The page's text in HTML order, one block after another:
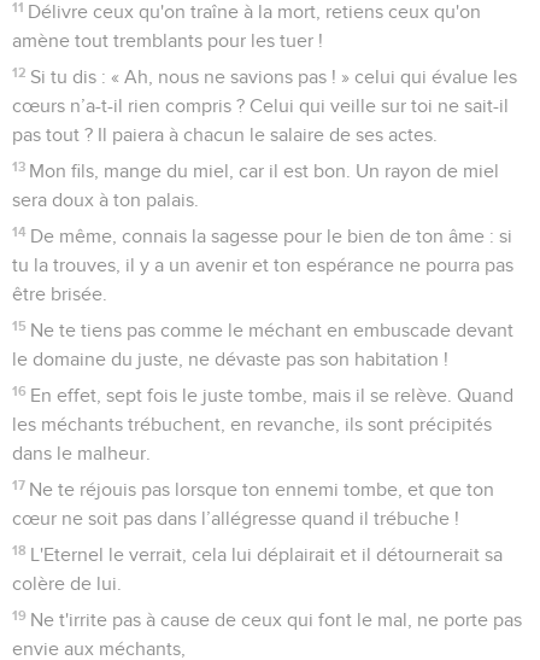
11 Délivre ceux qu'on traîne à la mort, retiens ceux qu'on
amène tout tremblants pour les tuer !
12 Si tu dis : « Ah, nous ne savions pas ! » celui qui évalue les
cœurs n’a-t-il rien compris ? Celui qui veille sur toi ne sait-il
pas tout ? Il paiera à chacun le salaire de ses actes.
13 Mon fils, mange du miel, car il est bon. Un rayon de miel
sera doux à ton palais.
14 De même, connais la sagesse pour le bien de ton âme : si
tu la trouves, il y a un avenir et ton espérance ne pourra pas
être brisée.
15 Ne te tiens pas comme le méchant en embuscade devant
le domaine du juste, ne dévaste pas son habitation !
16 En effet, sept fois le juste tombe, mais il se relève. Quand
les méchants trébuchent, en revanche, ils sont précipités
dans le malheur.
17 Ne te réjouis pas lorsque ton ennemi tombe, et que ton
cœur ne soit pas dans l’allégresse quand il trébuche !
18 L'Eternel le verrait, cela lui déplairait et il détournerait sa
colère de lui.
19 Ne t'irrite pas à cause de ceux qui font le mal, ne porte pas
envie aux méchants,